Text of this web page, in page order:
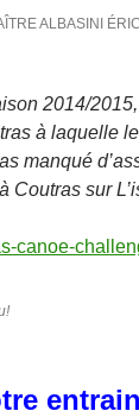
ALBASINI ÉRIC
2014/
à laquelle
manqué
Coutras sur